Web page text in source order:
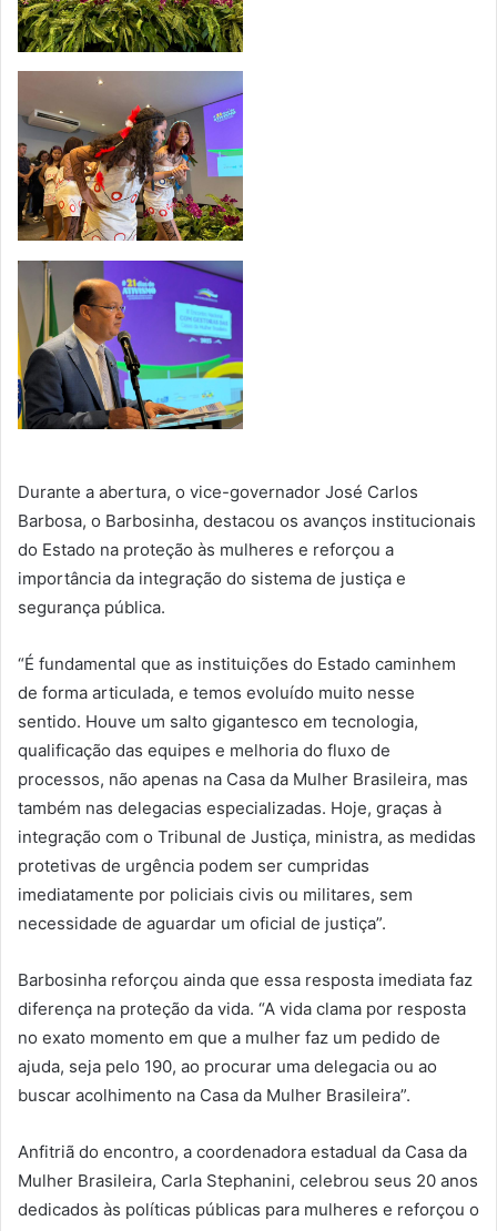
Durante a abertura, o vice-governador José Carlos
Barbosa, o Barbosinha, destacou os avanços institucionais
do Estado na proteção às mulheres e reforçou a
importância da integração do sistema de justiça e
segurança pública.
“É fundamental que as instituições do Estado caminhem
de forma articulada, e temos evoluído muito nesse
sentido. Houve um salto gigantesco em tecnologia,
qualificação das equipes e melhoria do fluxo de
processos, não apenas na Casa da Mulher Brasileira, mas
também nas delegacias especializadas. Hoje, graças à
integração com o Tribunal de Justiça, ministra, as medidas
protetivas de urgência podem ser cumpridas
imediatamente por policiais civis ou militares, sem
necessidade de aguardar um oficial de justiça”.
Barbosinha reforçou ainda que essa resposta imediata faz
diferença na proteção da vida. “A vida clama por resposta
no exato momento em que a mulher faz um pedido de
ajuda, seja pelo 190, ao procurar uma delegacia ou ao
buscar acolhimento na Casa da Mulher Brasileira”.
Anfitriã do encontro, a coordenadora estadual da Casa da
Mulher Brasileira, Carla Stephanini, celebrou seus 20 anos
dedicados às políticas públicas para mulheres e reforçou o